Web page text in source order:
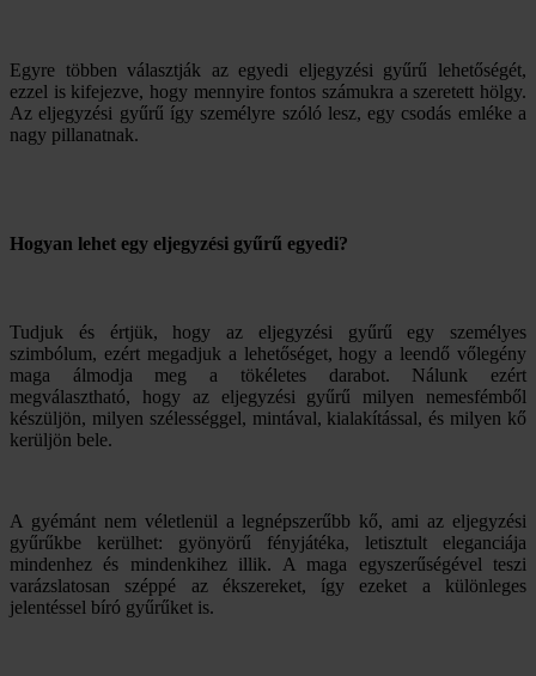
Egyre többen választják az egyedi eljegyzési gyűrű lehetőségét,
ezzel is kifejezve, hogy mennyire fontos számukra a szeretett hölgy.
Az eljegyzési gyűrű így személyre szóló lesz, egy csodás emléke a
nagy pillanatnak.
Hogyan lehet egy eljegyzési gyűrű egyedi?
Tudjuk és értjük, hogy az eljegyzési gyűrű egy személyes
szimbólum, ezért megadjuk a lehetőséget, hogy a leendő vőlegény
maga álmodja meg a tökéletes darabot. Nálunk ezért
megválasztható, hogy az eljegyzési gyűrű milyen nemesfémből
készüljön, milyen szélességgel, mintával, kialakítással, és milyen kő
kerüljön bele.
A gyémánt nem véletlenül a legnépszerűbb kő, ami az eljegyzési
gyűrűkbe kerülhet: gyönyörű fényjátéka, letisztult eleganciája
mindenhez és mindenkihez illik. A maga egyszerűségével teszi
varázslatosan széppé az ékszereket, így ezeket a különleges
jelentéssel bíró gyűrűket is.